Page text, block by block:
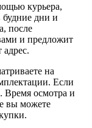
курьера,
будние дни и
после
и предложит
адрес.
на
Если
Время осмотра и
вы можете